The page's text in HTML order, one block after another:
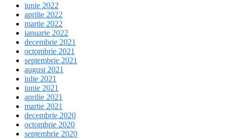
iunie 2022
aprilie 2022
martie 2022
ianuarie 2022
decembrie 2021
octombrie 2021
septembrie 2021
august 2021
iulie 2021
iunie 2021
aprilie 2021
martie 2021
decembrie 2020
octombrie 2020
septembrie 2020